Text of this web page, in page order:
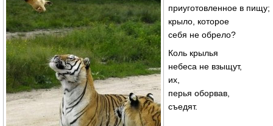
приуготовленное в пищу;
крыло, которое
себя не обрело?
Коль крылья
небеса не взыщут,
их,
перья оборвав,
съедят.